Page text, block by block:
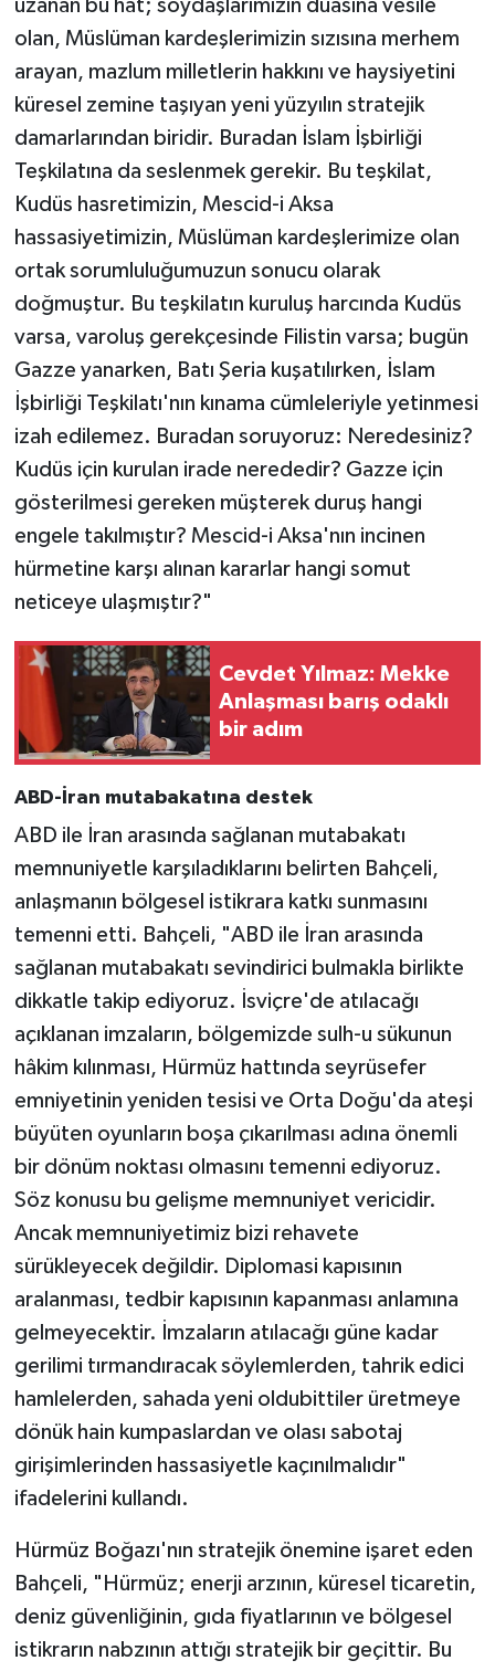
uzanan bu hat; soydaşlarımızın duasına vesile
olan, Müslüman kardeşlerimizin sızısına merhem
arayan, mazlum milletlerin hakkını ve haysiyetini
küresel zemine taşıyan yeni yüzyılın stratejik
damarlarından biridir. Buradan İslam İşbirliği
Teşkilatına da seslenmek gerekir. Bu teşkilat,
Kudüs hasretimizin, Mescid-i Aksa
hassasiyetimizin, Müslüman kardeşlerimize olan
ortak sorumluluğumuzun sonucu olarak
doğmuştur. Bu teşkilatın kuruluş harcında Kudüs
varsa, varoluş gerekçesinde Filistin varsa; bugün
Gazze yanarken, Batı Şeria kuşatılırken, İslam
İşbirliği Teşkilatı'nın kınama cümleleriyle yetinmesi
izah edilemez. Buradan soruyoruz: Neredesiniz?
Kudüs için kurulan irade nerededir? Gazze için
gösterilmesi gereken müşterek duruş hangi
engele takılmıştır? Mescid-i Aksa'nın incinen
hürmetine karşı alınan kararlar hangi somut
neticeye ulaşmıştır?"
Cevdet Yılmaz: Mekke
Anlaşması barış odaklı
bir adım
ABD-İran mutabakatına destek
ABD ile İran arasında sağlanan mutabakatı
memnuniyetle karşıladıklarını belirten Bahçeli,
anlaşmanın bölgesel istikrara katkı sunmasını
temenni etti. Bahçeli, "ABD ile İran arasında
sağlanan mutabakatı sevindirici bulmakla birlikte
dikkatle takip ediyoruz. İsviçre'de atılacağı
açıklanan imzaların, bölgemizde sulh-u sükunun
hâkim kılınması, Hürmüz hattında seyrüsefer
emniyetinin yeniden tesisi ve Orta Doğu'da ateşi
büyüten oyunların boşa çıkarılması adına önemli
bir dönüm noktası olmasını temenni ediyoruz.
Söz konusu bu gelişme memnuniyet vericidir.
Ancak memnuniyetimiz bizi rehavete
sürükleyecek değildir. Diplomasi kapısının
aralanması, tedbir kapısının kapanması anlamına
gelmeyecektir. İmzaların atılacağı güne kadar
gerilimi tırmandıracak söylemlerden, tahrik edici
hamlelerden, sahada yeni oldubittiler üretmeye
dönük hain kumpaslardan ve olası sabotaj
girişimlerinden hassasiyetle kaçınılmalıdır"
ifadelerini kullandı.
Hürmüz Boğazı'nın stratejik önemine işaret eden
Bahçeli, "Hürmüz; enerji arzının, küresel ticaretin,
deniz güvenliğinin, gıda fiyatlarının ve bölgesel
istikrarın nabzının attığı stratejik bir geçittir. Bu